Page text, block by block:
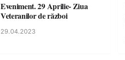
Eveniment. 29 Aprilie- Ziua
Veteranilor de război
29.04.2023